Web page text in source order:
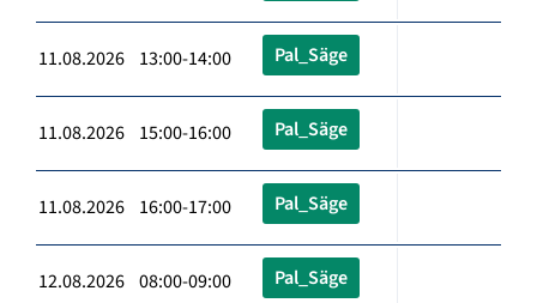
11.08.2026 13:00-14:00 Pal_Säge
11.08.2026 15:00-16:00 Pal_Säge
11.08.2026 16:00-17:00 Pal_Säge
12.08.2026 08:00-09:00 Pal_Säge